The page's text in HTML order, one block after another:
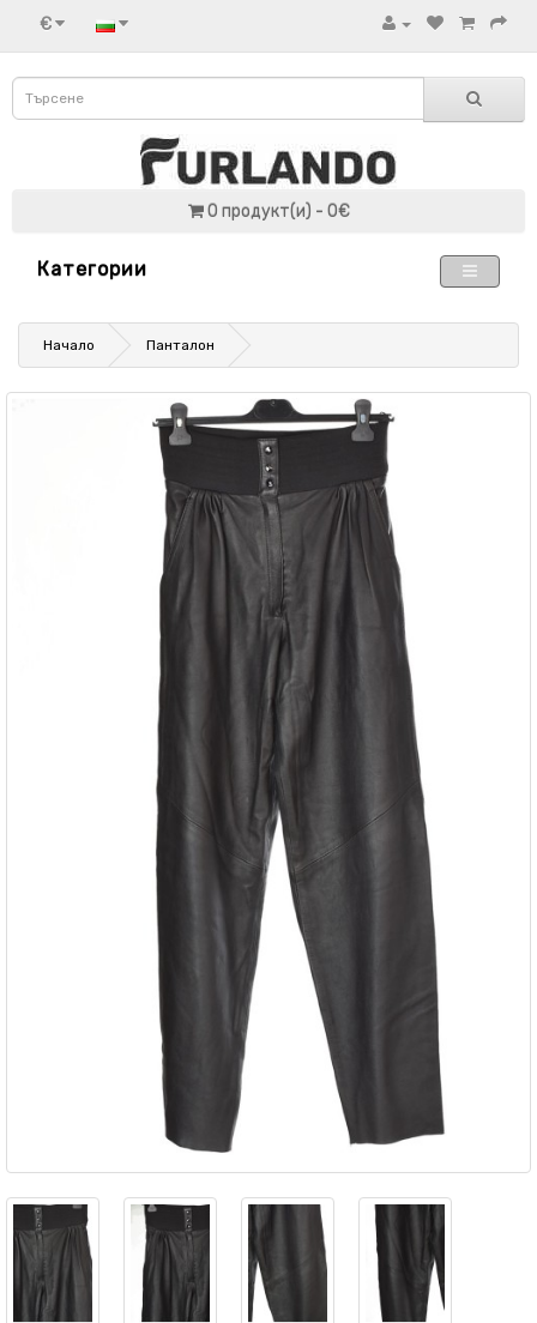
€
0 продукт(и) - 0€
Категории
Начало Панталон